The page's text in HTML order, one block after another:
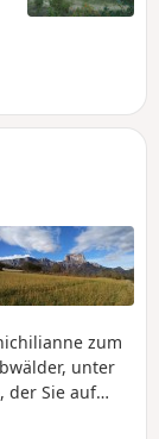
zum
unter
der Sie auf